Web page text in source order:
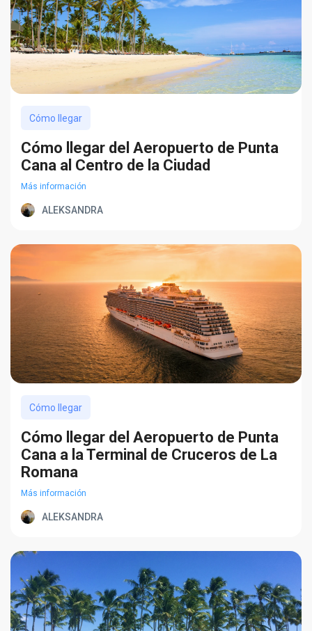
Cómo llegar
Cómo llegar del Aeropuerto de Punta
Cana al Centro de la Ciudad
Más información
ALEKSANDRA
Cómo llegar
Cómo llegar del Aeropuerto de Punta
Cana a la Terminal de Cruceros de La
Romana
Más información
ALEKSANDRA